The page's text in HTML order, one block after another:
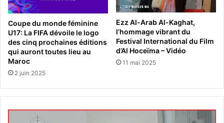
Coupe du monde féminine
U17: La FIFA dévoile le logo
des cinq prochaines éditions
qui auront toutes lieu au
Maroc
2 juin 2025
Ezz Al-Arab Al-Kaghat,
l’hommage vibrant du
Festival International du Film
d’Al Hoceïma – Vidéo
11 mai 2025